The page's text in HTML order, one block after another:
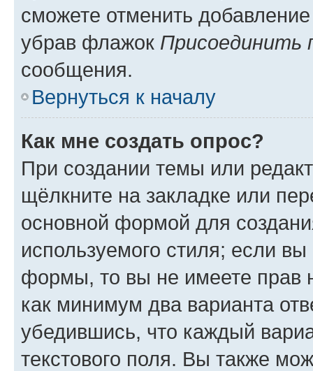
сможете отменить
убрав флажок Присоединить
сообщения.
Вернуться к началу
Как мне создать опрос?
При создании темы или
щёлкните на закладке или
основной формой для
используемого стиля; если
формы, то вы не имеете прав
как минимум два варианта
убедившись, что каждый
текстового поля. Вы также